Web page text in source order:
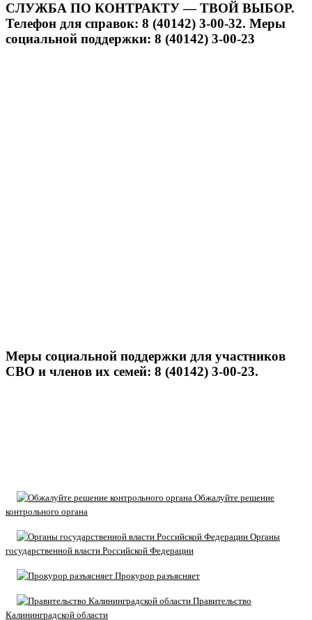
СЛУЖБА ПО КОНТРАКТУ — ТВОЙ ВЫБОР.
Телефон для справок: 8 (40142) 3-00-32. Меры
социальной поддержки: 8 (40142) 3-00-23
Меры социальной поддержки для участников
СВО и членов их семей: 8 (40142) 3-00-23.
Обжалуйте решение
контрольного органа
Органы
государственной власти Российской Федерации
Прокурор разъясняет
Правительство
Калининградской области